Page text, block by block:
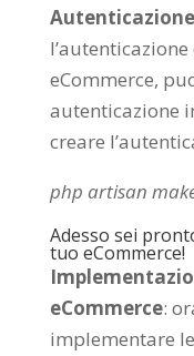
eCommerce,
autenticazione
creare
php artisan
Adesso sei
tuo eCommerce!
eCommerce:
implementare